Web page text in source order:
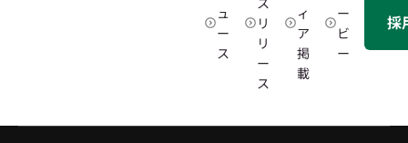
ュ
ー
ス
リ
リ
ー
ス
ィ
ア
掲
載
ー
ビ
ー
採